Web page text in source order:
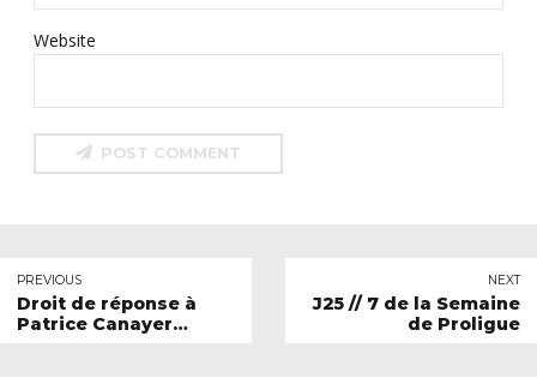
Website
POST COMMENT
PREVIOUS
Droit de réponse à
Patrice Canayer
NEXT
J25 // 7 de la Semaine
de Proligue